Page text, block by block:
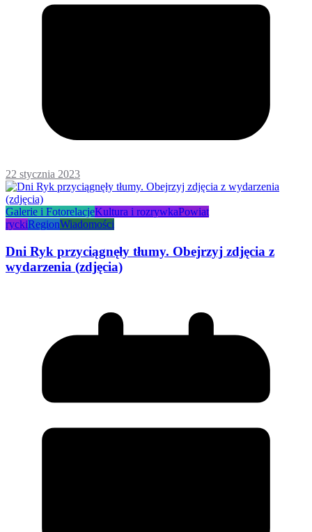
22 stycznia 2023
Galerie i FotorelacjeKultura i rozrywkaPowiat
ryckiRegionWiadomości
Dni Ryk przyciągnęły tłumy. Obejrzyj zdjęcia z
wydarzenia (zdjęcia)